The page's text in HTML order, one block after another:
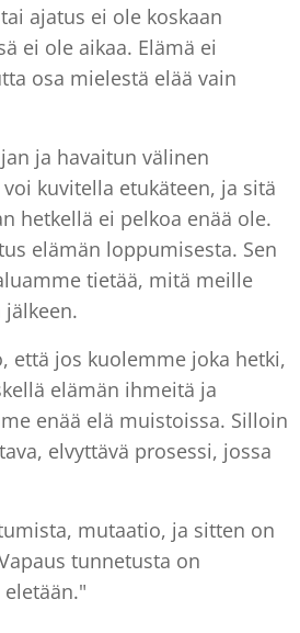
ajatus ei ole koskaan
ei ole aikaa. Elämä ei
osa mielestä elää vain
ja havaitun välinen
kuvitella etukäteen, ja sitä
hetkellä ei pelkoa enää ole.
elämän loppumisesta. Sen
tietää, mitä meille
että jos kuolemme joka hetki,
elämän ihmeitä ja
enää elä muistoissa. Silloin
elvyttävä prosessi, jossa
mutaatio, ja sitten on
tunnetusta on